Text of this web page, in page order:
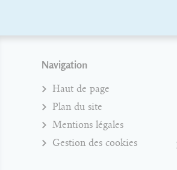
Navigation
Haut de page
Plan du site
Mentions légales
Gestion des cookies